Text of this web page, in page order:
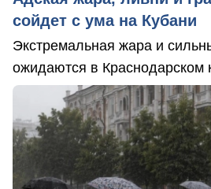
сойдет с ума на Кубани
Экстремальная жара и
ожидаются в Краснодарском